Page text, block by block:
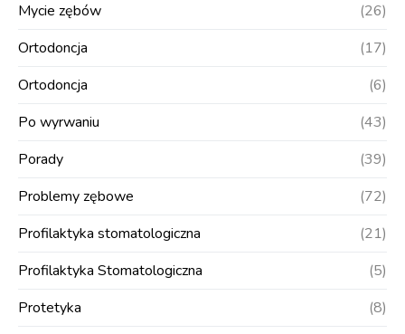
Mycie zębów
(26)
Ortodoncja
(17)
Ortodoncja
(6)
Po wyrwaniu
(43)
Porady
(39)
Problemy zębowe
(72)
Profilaktyka stomatologiczna
(21)
Profilaktyka Stomatologiczna
(5)
Protetyka
(8)